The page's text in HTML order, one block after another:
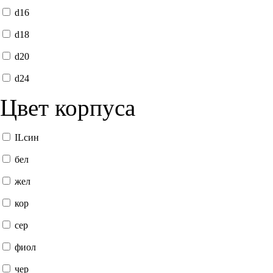
d16
d18
d20
d24
Цвет корпуса
ILсин
бел
жел
кор
сер
фиол
чер